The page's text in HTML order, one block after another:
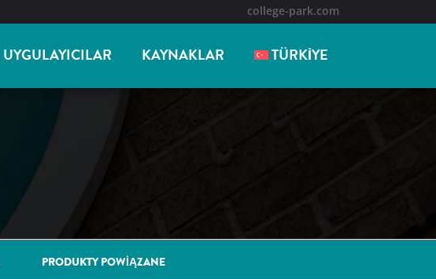
college-park.com
UYGULAYICILAR KAYNAKLAR TÜRKIYE
PRODUKTY POWIĄZANE